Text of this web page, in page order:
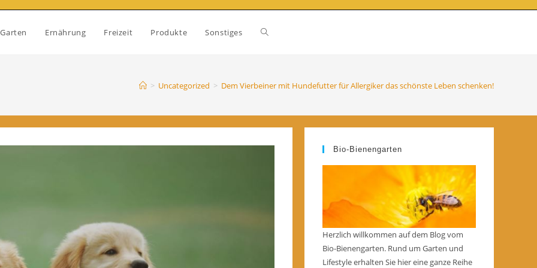
Garten Ernährung Freizeit Produkte Sonstiges Website-
> Uncategorized > Dem Vierbeiner mit Hundefutter für Allergiker das schönste Leben schenken!
Bio-Bienengarten
Herzlich willkommen auf dem Blog vom
Bio-Bienengarten. Rund um Garten und
Lifestyle erhalten Sie hier eine ganze Reihe